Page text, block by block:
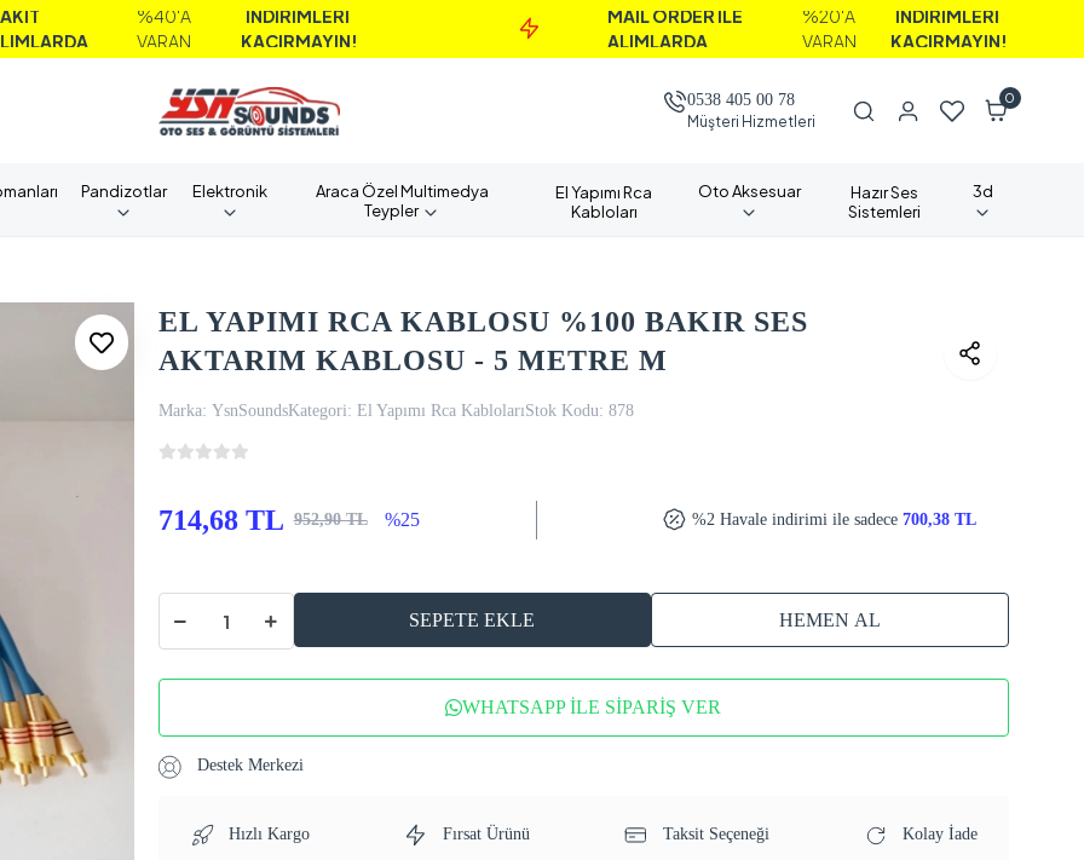
VARAN
İNDİRİMLERİ
KAÇIRMAYIN!
MAİL ORDER İLE
ALIMLARDA
%20'A
İNDİRİMLERİ
KAÇIRMAYIN!
0538 405 00 78
Müşteri Hizmetleri
0
Pandizotlar Elektronik
Araca Özel Multimedya
Teypler
El Yapımı Rca
Kabloları
Oto Aksesuar
Hazır Ses
Sistemleri
3d
EL YAPIMI RCA KABLOSU %100 BAKIR SES
AKTARIM KABLOSU - 5 METRE M
Marka: YsnSoundsKategori: El Yapımı Rca KablolarıStok Kodu: 878
714,68 TL 952,90 TL %25 %2 Havale indirimi ile sadece700,38 TL
SEPETE EKLE HEMEN AL
WHATSAPP İLE SİPARİŞ VER
Destek Merkezi
Hızlı Kargo Fırsat Ürünü Taksit Seçeneği Kolay İade